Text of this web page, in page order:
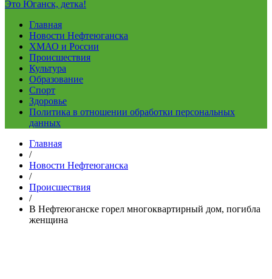
Это Юганск, детка!
Главная
Новости Нефтеюганска
ХМАО и России
Происшествия
Культура
Образование
Спорт
Здоровье
Политика в отношении обработки персональных
данных
Главная
/
Новости Нефтеюганска
/
Происшествия
/
В Нефтеюганске горел многоквартирный дом, погибла
женщина